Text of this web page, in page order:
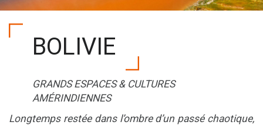
BOLIVIE
GRANDS ESPACES & CULTURES
AMÉRINDIENNES
Longtemps restée dans l’ombre d’un passé chaotique,